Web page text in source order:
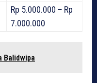
Rp 5.000.000 – Rp
7.000.000
Balidwipa